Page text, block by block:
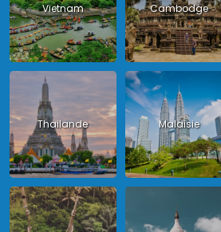
Vietnam Cambodge
Thailande Malaisie